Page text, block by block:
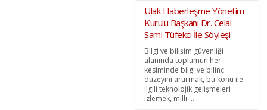
Ulak Haberleşme Yönetim
Kurulu Başkanı Dr. Celal
Sami Tüfekci İle Söyleşi
Bilgi ve bilişim güvenliği
alanında toplumun her
kesiminde bilgi ve bilinç
düzeyini artırmak, bu konu ile
ilgili teknolojik gelişmeleri
izlemek, milli ...